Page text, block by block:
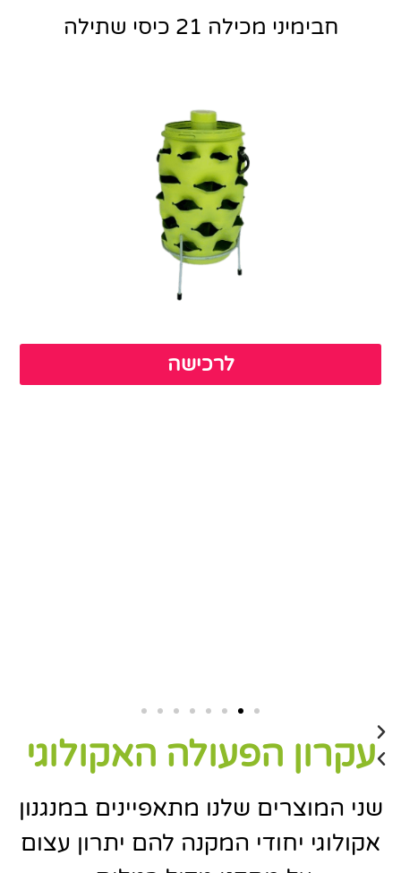
חבימיני מכילה 21 כיסי שתילה
לרכישה
עקרון הפעולה האקולוגי
שני המוצרים שלנו מתאפיינים במנגנון
אקולוגי יחודי המקנה להם יתרון עצום